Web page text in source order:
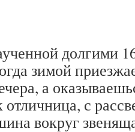
долгими
зимой
а
с
вокруг